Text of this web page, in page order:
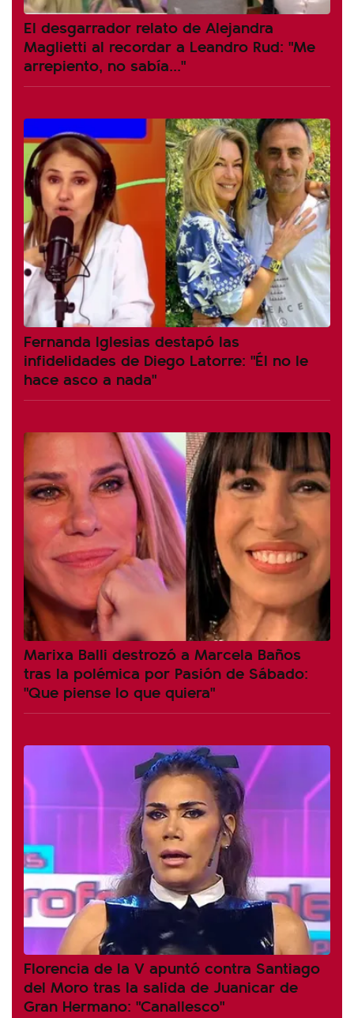
El desgarrador relato de Alejandra
Maglietti al recordar a Leandro Rud: "Me
arrepiento, no sabía..."
Fernanda Iglesias destapó las
infidelidades de Diego Latorre: "Él no le
hace asco a nada"
Marixa Balli destrozó a Marcela Baños
tras la polémica por Pasión de Sábado:
"Que piense lo que quiera"
Florencia de la V apuntó contra Santiago
del Moro tras la salida de Juanicar de
Gran Hermano: "Canallesco"